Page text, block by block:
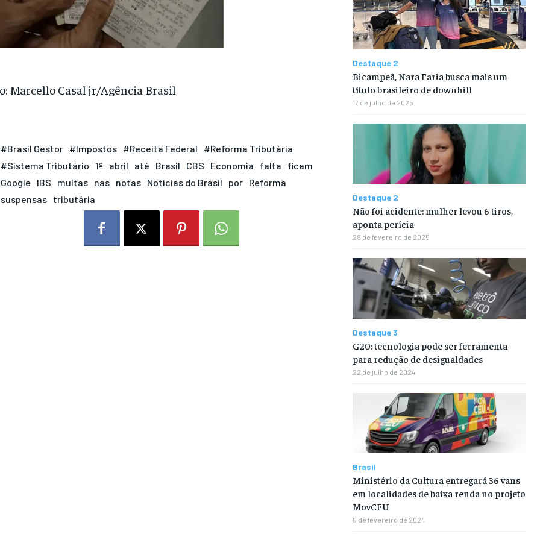
Marcello Casal jr/Agência Brasil
#Brasil Gestor #Impostos #Receita Federal
#Reforma Tributária
#Sistema Tributário
1º abril até Brasil CBS Economia falta
ficam
Google
IBS multas nas notas Notícias do Brasil por Reforma
suspensas tributária
Destaque 2
Bicampeã, Nara Faria busca mais um
título brasileiro de downhill
17 de julho de 2025
Destaque 2
Não foi acidente: mulher levou 6 tiros,
aponta perícia
28 de fevereiro de 2025
Destaque 3
G20: tecnologia pode ser ferramenta
para redução de desigualdades
22 de julho de 2024
Brasil
Ministério da Cultura entregará 36 vans
em localidades de baixa renda no projeto
MovCEU
5 de fevereiro de 2024